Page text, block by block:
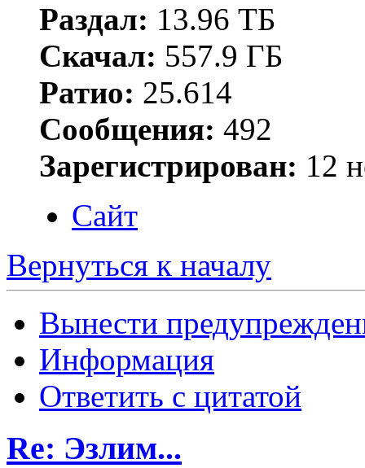
Раздал: 13.96 ТБ
Скачал: 557.9 ГБ
Ратио: 25.614
Сообщения: 492
Зарегистрирован: 12
Сайт
Вернуться к началу
Вынести
Информация
Ответить с цитатой
Re: Эзлим...